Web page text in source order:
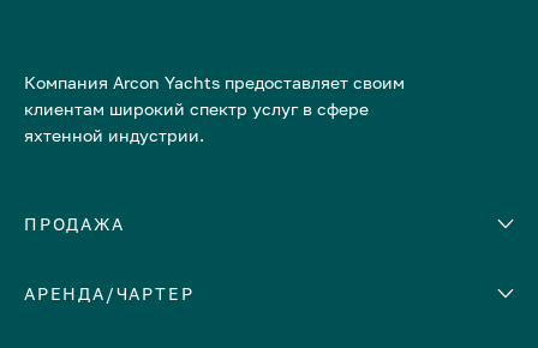
Компания Arcon Yachts предоставляет своим
клиентам широкий спектр услуг в сфере
яхтенной индустрии.
ПРОДАЖА
Количество кают
АРЕНДА/ЧАРТЕР